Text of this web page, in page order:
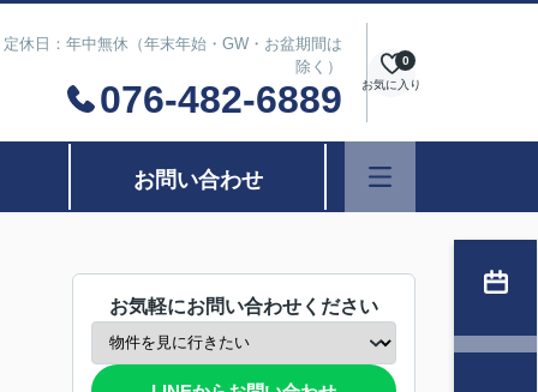
休日：年中無休（年末年始・GW・お盆期間は
除く）
076-482-6889 お気に入り
0
お問い合わせ
お気軽にお問い合わせください